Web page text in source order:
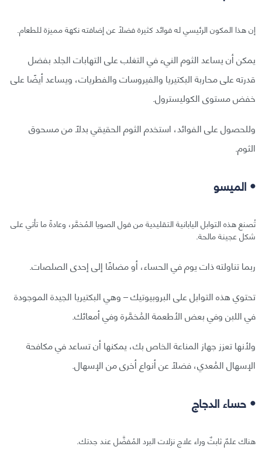
إن هذا المكون الرئيسي له فوائد كثيرة فضلًا عن إضافته نكهة مميزة للطعام.
يمكن أن يساعد الثوم النيء في التغلب على التهابات الجلد بفضل
قدرته على محاربة البكتيريا والفيروسات والفطريات، ويساعد أيضًا على
خفض مستوى الكوليسترول.
وللحصول على الفوائد، استخدم الثوم الحقيقي بدلًا من مسحوق
الثوم.
• الميسو
تُصنع هذه التوابل اليابانية التقليدية من فول الصويا المُخمَّر، وعادةً ما تأتي على
شكل عجينة مالحة.
ربما تناولته ذات يوم في الحساء، أو مضافًا إلى إحدى الصلصات.
تحتوي هذه التوابل على البروبيوتيك – وهي البكتيريا الجيدة الموجودة
في اللبن وفي بعض الأطعمة المُخمَّرة وفي أمعائك.
ولأنها تعزز جهاز المناعة الخاص بك، يمكنها أن تساعد في مكافحة
الإسهال المُعدي، فضلًا عن أنواع أخرى من الإسهال.
• حساء الدجاج
هناك علمٌ ثابتٌ وراء علاج نزلات البرد المُفضَّل عند جدتك.